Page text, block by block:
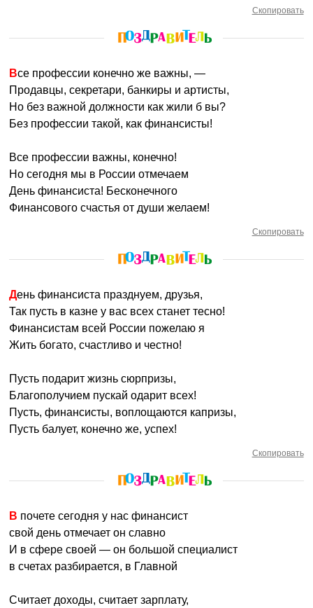
Скопировать
Все профессии конечно же важны, —
Продавцы, секретари, банкиры и артисты,
Но без важной должности как жили б вы?
Без профессии такой, как финансисты!
Все профессии важны, конечно!
Но сегодня мы в России отмечаем
День финансиста! Бесконечного
Финансового счастья от души желаем!
Скопировать
День финансиста празднуем, друзья,
Так пусть в казне у вас всех станет тесно!
Финансистам всей России пожелаю я
Жить богато, счастливо и честно!
Пусть подарит жизнь сюрпризы,
Благополучием пускай одарит всех!
Пусть, финансисты, воплощаются капризы,
Пусть балует, конечно же, успех!
Скопировать
В почете сегодня у нас финансист
свой день отмечает он славно
И в сфере своей — он большой специалист
в счетах разбирается, в Главной
Считает доходы, считает зарплату,